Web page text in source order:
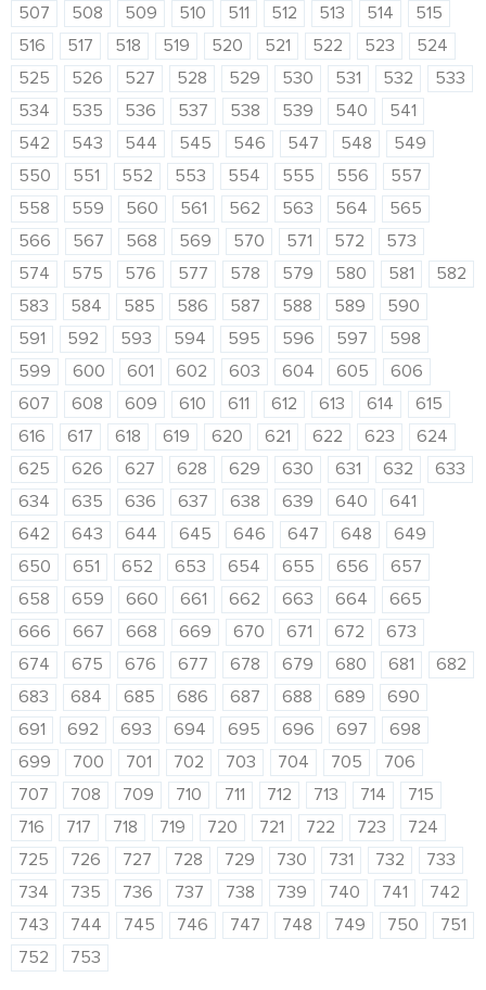
507
508 509 510 511 512 513 514
515
516
517 518 519 520 521 522 523
524
525
526 527 528 529 530 531 532
533
534
535 536 537 538 539 540
541
542
543 544 545 546 547 548
549
550
551 552 553 554 555 556
557
558
559 560 561 562 563 564
565
566
567 568 569 570 571 572
573
574
575 576 577 578 579 580 581
582
583
584 585 586 587 588 589
590
591
592 593 594 595 596 597
598
599
600 601 602 603 604 605
606
607
608 609 610 611 612 613 614
615
616
617 618 619 620 621 622 623
624
625
626 627 628 629 630 631 632
633
634
635 636 637 638 639 640
641
642
643 644 645 646 647 648
649
650
651 652 653 654 655 656
657
658
659 660 661 662 663 664
665
666
667 668 669 670 671 672
673
674
675 676 677 678 679 680 681
682
683
684 685 686 687 688 689
690
691
692 693 694 695 696 697
698
699
700 701 702 703 704 705
706
707
708 709 710 711 712 713 714
715
716
717 718 719 720 721 722 723
724
725
726 727 728 729 730 731 732
733
734
735 736 737 738 739 740 741
742
743
744 745 746 747 748 749 750
751
752
753